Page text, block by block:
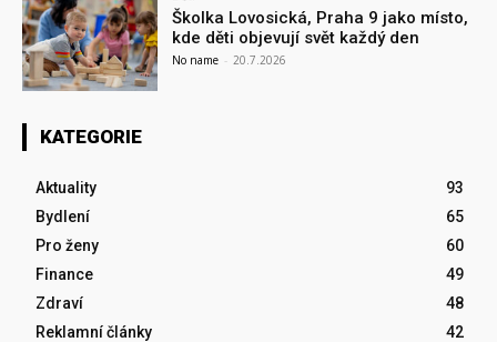
Školka Lovosická, Praha 9 jako místo,
kde děti objevují svět každý den
No name - 20.7.2026
KATEGORIE
Aktuality
93
Bydlení
65
Pro ženy
60
Finance
49
Zdraví
48
Reklamní články
42